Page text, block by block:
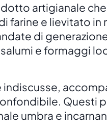
artigianale
farine e lievitato in
di
e formaggi
Questi
umbra e